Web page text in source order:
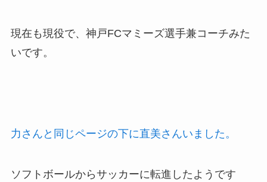
現在も現役で、神戸FCマミーズ選手兼コーチみた
いです。
力さんと同じページの下に直美さんいました。
ソフトボールからサッカーに転進したようです